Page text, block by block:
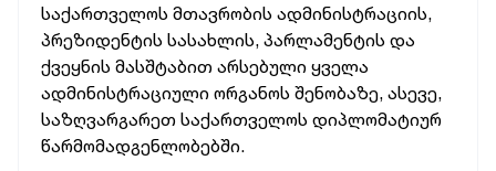
საქართველოს მთავრობის ადმინისტრაციის,
პრეზიდენტის სასახლის, პარლამენტის და
ქვეყნის მასშტაბით არსებული ყველა
ადმინისტრაციული ორგანოს შენობაზე, ასევე,
საზღვარგარეთ საქართველოს დიპლომატიურ
წარმომადგენლობებში.